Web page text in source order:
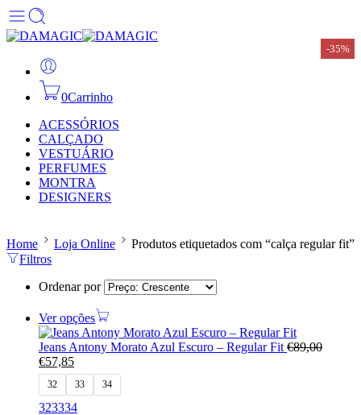
0Carrinho
ACESSÓRIOS
CALÇADO
VESTUÁRIO
PERFUMES
MONTRA
DESIGNERS
Home Loja Online
Produtos etiquetados com “calça regular fit”
Filtros
Ordenar por
-35%
Ver opções
Jeans Antony Morato Azul Escuro – Regular Fit €89,00
€57,85
32 33 34
323334
-35%